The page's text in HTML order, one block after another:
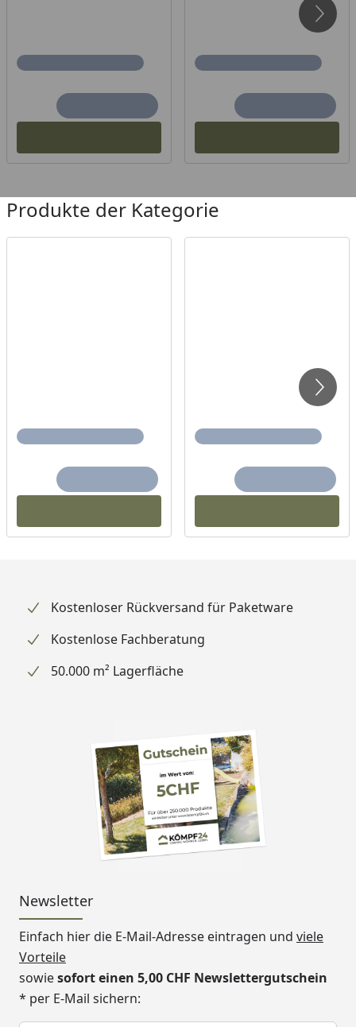
Produkte der Kategorie
Kostenloser Rückversand für Paketware
Kostenlose Fachberatung
50.000 m² Lagerfläche
Newsletter
Einfach hier die E-Mail-Adresse eintragen und viele
Vorteile
sowiesofort einen 5,00 CHF Newslettergutschein
* per E-Mail sichern: